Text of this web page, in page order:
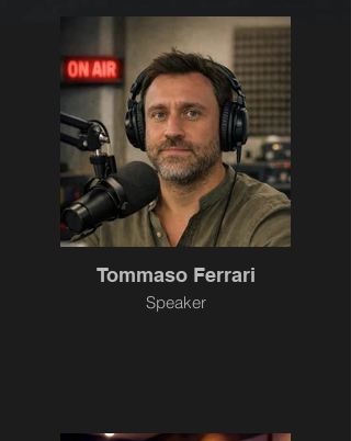
Tommaso Ferrari
Speaker